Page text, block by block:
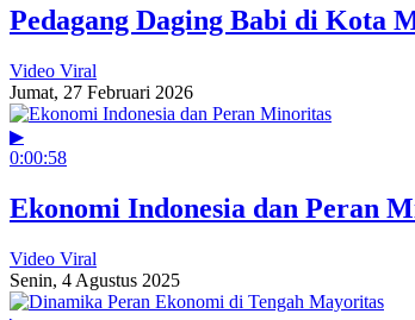
Pedagang Daging Babi di Kota
Video Viral
Jumat, 27 Februari 2026
▶
0:00:58
Ekonomi Indonesia dan Peran
Video Viral
Senin, 4 Agustus 2025